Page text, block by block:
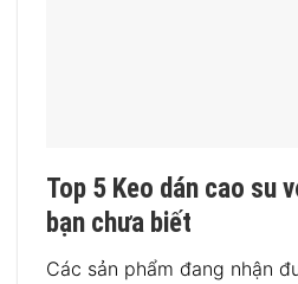
Top 5 Keo dán cao su
bạn chưa biết
Các sản phẩm đang nhận